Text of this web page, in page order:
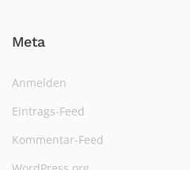
Meta
Anmelden
Eintrags-Feed
Kommentar-Feed